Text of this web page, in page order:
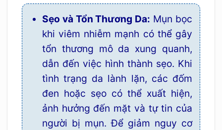
Sẹo và Tổn Thương Da: Mụn bọc
khi viêm nhiễm mạnh có thể gây
tổn thương mô da xung quanh,
dẫn đến việc hình thành sẹo. Khi
tình trạng da lành lặn, các đốm
đen hoặc sẹo có thể xuất hiện,
ảnh hưởng đến mặt và tự tin của
người bị mụn. Để giảm nguy cơ